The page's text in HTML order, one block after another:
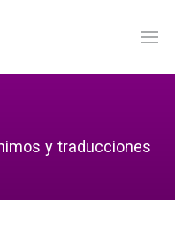
y traducciones